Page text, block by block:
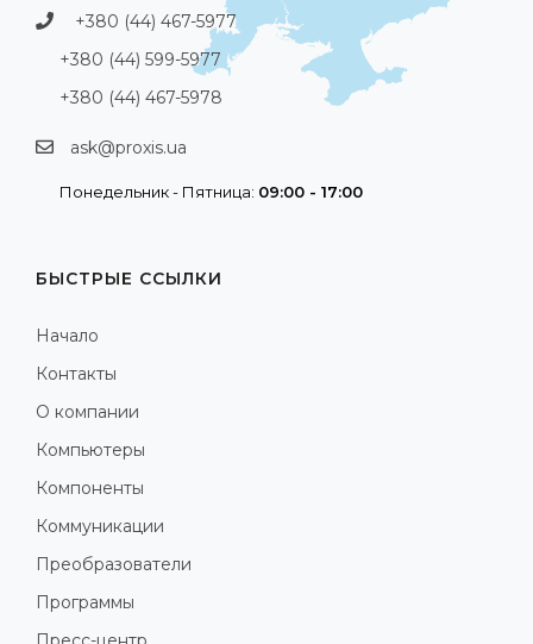
+380 (44) 467-5977
+380 (44) 599-5977
+380 (44) 467-5978
ask@proxis.ua
Понедельник - Пятница: 09:00 - 17:00
БЫСТРЫЕ ССЫЛКИ
Начало
Контакты
О компании
Компьютеры
Компоненты
Коммуникации
Преобразователи
Программы